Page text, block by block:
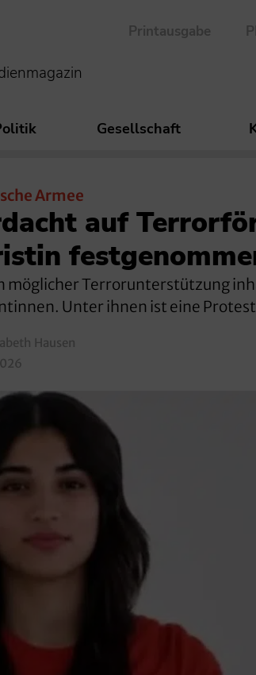
Printausgabe
Gesellschaft
Armee
auf
möglicher Terrorunterstützung
Unter ihnen ist eine
Hausen